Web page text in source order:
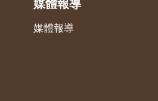
媒體報導
媒體報導